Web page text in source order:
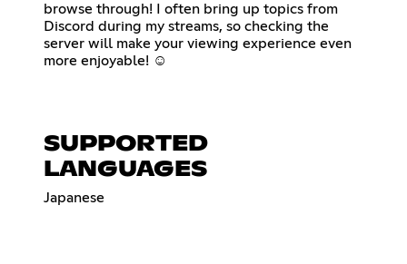
browse through! I often bring up topics from
Discord during my streams, so checking the
server will make your viewing experience even
more enjoyable! ☺️
SUPPORTED
LANGUAGES
Japanese